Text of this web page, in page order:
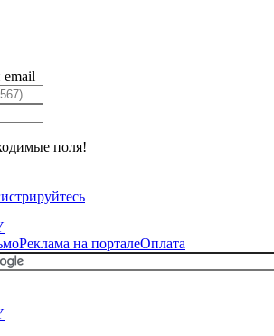
поля!
Реклама на порталеОплата